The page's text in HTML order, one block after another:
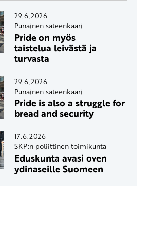
29.6.2026
Punainen sateenkaari
Pride on myös
taistelua leivästä ja
turvasta
29.6.2026
Punainen sateenkaari
Pride is also a struggle for
bread and security
17.6.2026
SKP:n poliittinen toimikunta
Eduskunta avasi oven
ydinaseille Suomeen